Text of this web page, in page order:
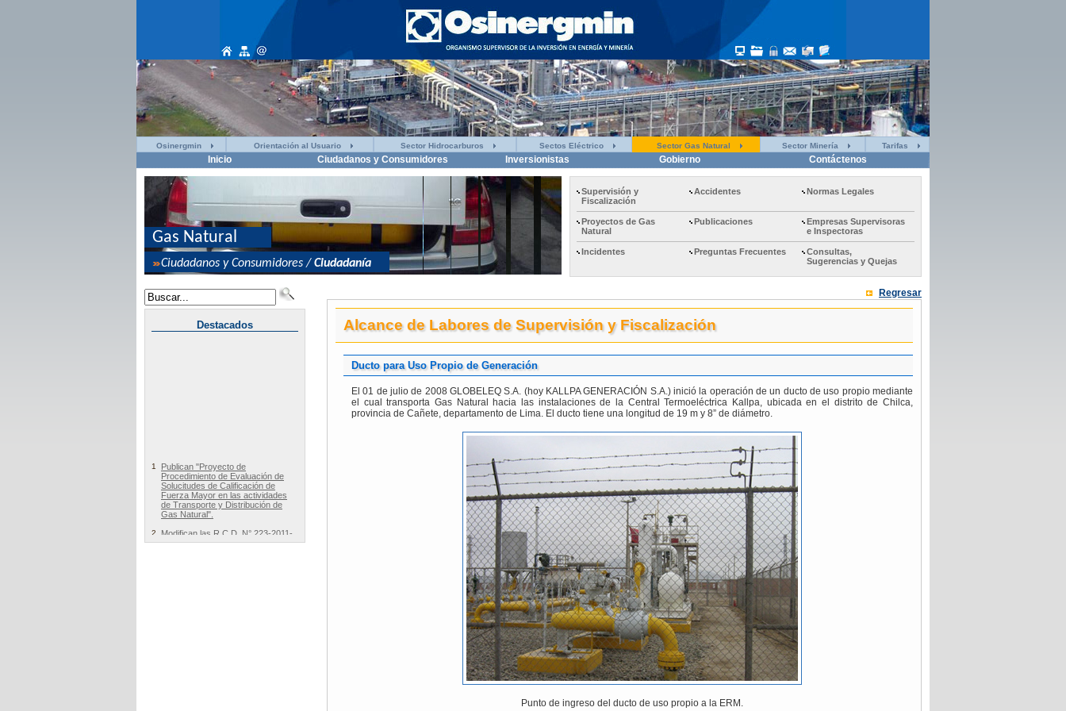
Osinergmin Orientación al Usuario Sector Hidrocarburos Sectos Eléctrico Sector Gas Natural Sector Minería Tarifas
Inicio Ciudadanos y Consumidores Inversionistas Gobierno Contáctenos
Supervisión y
Fiscalización
Accidentes Normas Legales
Proyectos de Gas
Natural
Publicaciones
Empresas Supervisoras
e Inspectoras
Incidentes Preguntas Frecuentes
Consultas,
Sugerencias y Quejas